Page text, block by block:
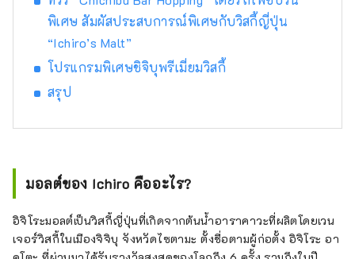
พิเศษ สัมผัสประสบการณ์พิเศษกับวิสกี้ญี่ปุ่น
“Ichiro’s Malt”
โปรแกรมพิเศษชิจิบุพรีเมี่ยมวิสกี้
สรุป
มอลต์ของ Ichiro คืออะไร?
อิจิโระมอลต์เป็นวิสกี้ญี่ปุ่นที่เกิดจากต้นน้ำอาราคาวะที่ผลิตโดยเวน
เจอร์วิสกี้ในเมืองจิจิบุ จังหวัดไซตามะ ตั้งชื่อตามผู้ก่อตั้ง อิจิโระ อา